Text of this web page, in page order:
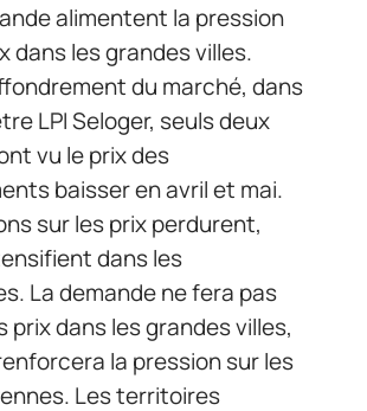
alimentent la pression
dans les grandes villes.
du marché, dans
LPI Seloger, seuls deux
vu le prix des
baisser en avril et mai.
sur les prix perdurent,
dans les
La demande ne fera pas
prix dans les grandes villes,
la pression sur les
Les territoires